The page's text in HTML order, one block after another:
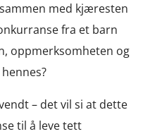
med kjæresten
fra et barn
oppmerksomheten og
– det vil si at dette
til å leve tett